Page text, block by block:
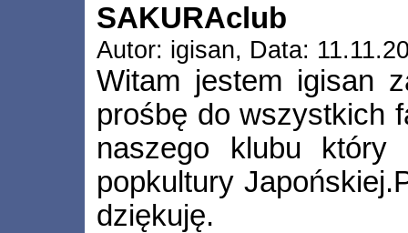
SAKURAclub
Autor: igisan, Data:
Witam jestem igisan
prośbę do wszystkich
naszego klubu który
popkultury
dziękuję.